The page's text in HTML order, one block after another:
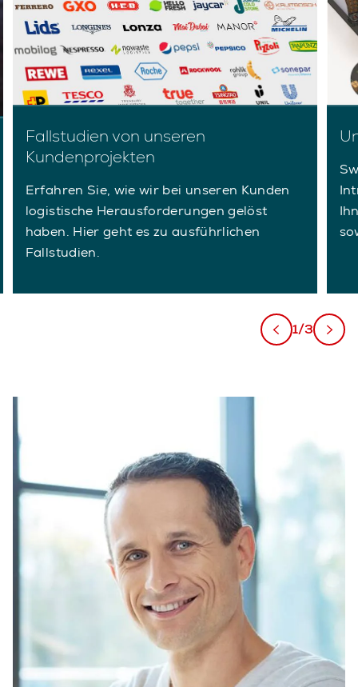
Fallstudien von unseren
Kundenprojekten
Erfahren Sie, wie wir bei unseren Kunden
logistische Herausforderungen gelöst
haben. Hier geht es zu ausführlichen
Fallstudien.
1/3